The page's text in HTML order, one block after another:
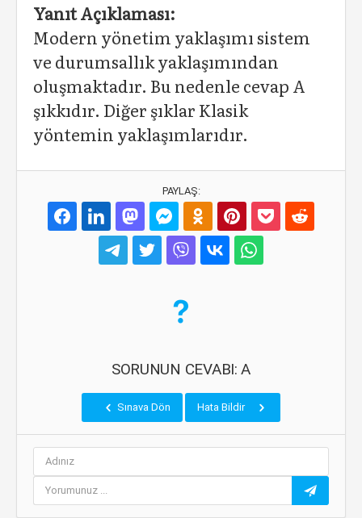
Yanıt Açıklaması:
Modern yönetim yaklaşımı sistem
ve durumsallık yaklaşımından
oluşmaktadır. Bu nedenle cevap A
şıkkıdır. Diğer şıklar Klasik
yöntemin yaklaşımlarıdır.
PAYLAŞ:
SORUNUN CEVABI: A
Sınava Dön Hata Bildir